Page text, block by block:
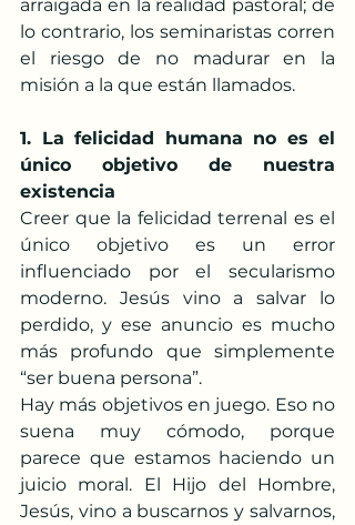
arraigada en la realidad pastoral; de
lo contrario, los seminaristas corren
el riesgo de no madurar en la
misión a la que están llamados.
1. La felicidad humana no es el
único objetivo de nuestra
existencia
Creer que la felicidad terrenal es el
único objetivo es un error
influenciado por el secularismo
moderno. Jesús vino a salvar lo
perdido, y ese anuncio es mucho
más profundo que simplemente
“ser buena persona”.
Hay más objetivos en juego. Eso no
suena muy cómodo, porque
parece que estamos haciendo un
juicio moral. El Hijo del Hombre,
Jesús, vino a buscarnos y salvarnos,